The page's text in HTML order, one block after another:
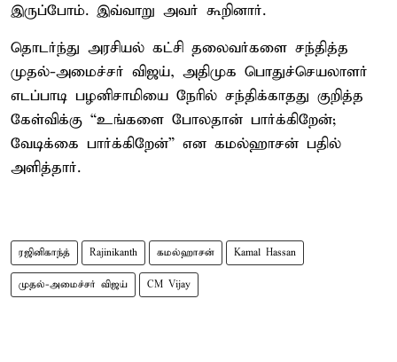
இருப்போம். இவ்வாறு அவர் கூறினார்.
தொடர்ந்து அரசியல் கட்சி தலைவர்களை சந்தித்த
முதல்-அமைச்சர் விஜய், அதிமுக பொதுச்செயலாளர்
எடப்பாடி பழனிசாமியை நேரில் சந்திக்காதது குறித்த
கேள்விக்கு “உங்களை போலதான் பார்க்கிறேன்;
வேடிக்கை பார்க்கிறேன்” என கமல்ஹாசன் பதில்
அளித்தார்.
ரஜினிகாந்த் Rajinikanth கமல்ஹாசன் Kamal Hassan
முதல்-அமைச்சர் விஜய் CM Vijay